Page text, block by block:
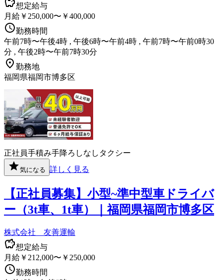
想定給与
月給￥250,000〜￥400,000
勤務時間
午前7時〜午後4時 , 午後6時〜午前4時 , 午前7時〜午前0時30
分 , 午後2時〜午前7時30分
勤務地
福岡県福岡市博多区
正社員手積み手降ろしなし タクシー
気になる 詳しく見る
【正社員募集】小型~準中型車ドライバ
ー（3t車、1t車）｜福岡県福岡市博多区
株式会社 友善運輸
想定給与
月給￥212,000〜￥250,000
勤務時間